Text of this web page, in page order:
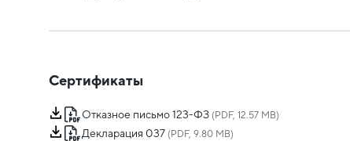
Сертификаты
Отказное письмо 123-ФЗ (PDF, 12.57 MB)
Декларация 037 (PDF, 9.80 MB)